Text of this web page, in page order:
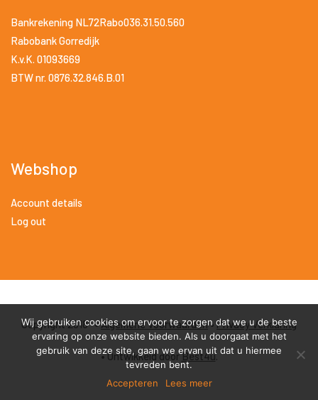
Bankrekening NL72Rabo036.31.50.560
Rabobank Gorredijk
K.v.K. 01093669
BTW nr. 0876.32.846.B.01
Webshop
Account details
Log out
Copyright 2018 •Algemene Voorwaarden•Privacy Verklaring
• Ontwikkeld doorBest4u.
Wij gebruiken cookies om ervoor te zorgen dat we u de beste
ervaring op onze website bieden. Als u doorgaat met het
gebruik van deze site, gaan we ervan uit dat u hiermee
tevreden bent.
Accepteren
Lees meer